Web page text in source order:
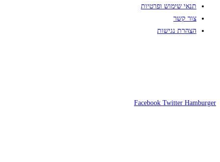
תנאי שימוש ופרטיות
צור קשר
הצהרת נגישות
Facebook Twitter Hamburger